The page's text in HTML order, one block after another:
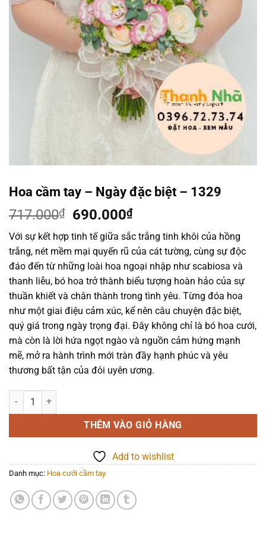
Hoa cầm tay – Ngày đặc biệt – 1329
717.000₫
Giá
gốc
là:
717.000₫.
690.000₫Giá
hiện
tại
là:
690.000₫.
Với sự kết hợp tinh tế giữa sắc trắng tinh khôi của hồng
trắng, nét mềm mại quyến rũ của cát tường, cùng sự độc
đáo đến từ những loài hoa ngoại nhập như scabiosa và
thanh liễu, bó hoa trở thành biểu tượng hoàn hảo của sự
thuần khiết và chân thành trong tình yêu. Từng đóa hoa
như một giai điệu cảm xúc, kể nên câu chuyện đặc biệt,
quý giá trong ngày trọng đại. Đây không chỉ là bó hoa cưới,
mà còn là lời hứa ngọt ngào và nguồn cảm hứng mạnh
mẽ, mở ra hành trình mới tràn đầy hạnh phúc và yêu
thương bất tận của đôi uyên ương.
Hoa cầm tay - Ngày đặc biệt - 1329 số lượng
THÊM VÀO GIỎ HÀNG
Add to wishlist
Danh mục: Hoa cưới cầm tay